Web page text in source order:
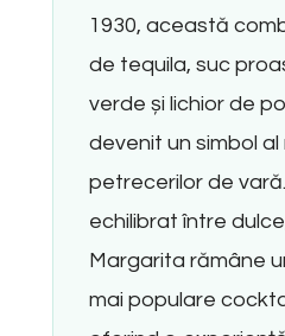
1930, această
de tequila, suc
verde și lichior de
devenit un simbol al
petrecerilor de
echilibrat între
Margarita rămâne
mai populare